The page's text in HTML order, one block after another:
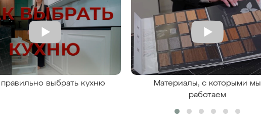
правильно выбрать кухню
Материалы, с которыми мы
работаем